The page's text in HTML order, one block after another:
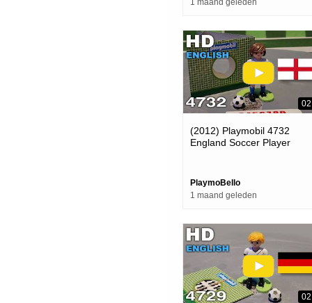
(2012) Playmobil 4732
England Soccer Player
PlaymoBello
1 maand geleden